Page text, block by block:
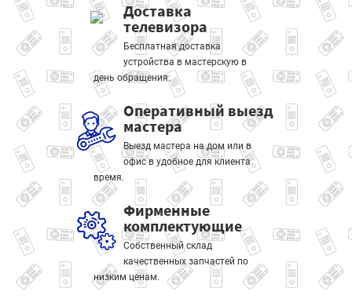
Доставка
телевизора
Бесплатная доставка
устройства в мастерскую в
день обращения.
Оперативный выезд
мастера
Выезд мастера на дом или в
офис в удобное для клиента
время.
Фирменные
комплектующие
Собственный склад
качественных запчастей по
низким ценам.